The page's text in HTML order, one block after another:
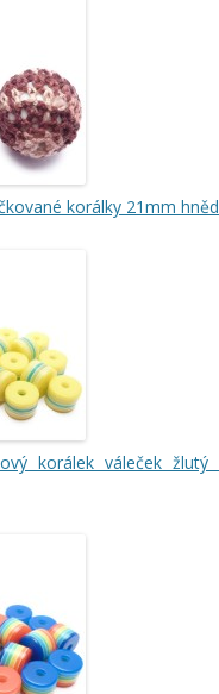
korálky 21mm
korálek váleček žlutý